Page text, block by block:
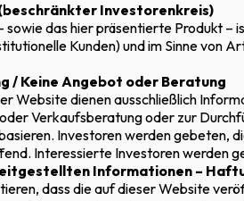
Investorenkreis)
das hier präsentierte Produkt –
Kunden) und im Sinne
/ Keine Angebot oder Beratung
Website dienen ausschließlich
Verkaufsberatung oder zur
Investoren werden gebeten,
Interessierte Investoren werden
Informationen –
dass die auf dieser Website